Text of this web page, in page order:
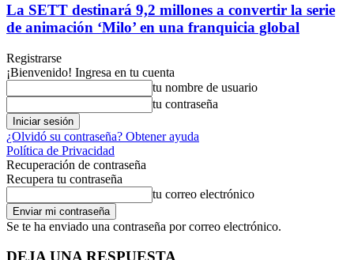
La SETT destinará 9,2 millones a convertir la serie
de animación ‘Milo’ en una franquicia global
Registrarse
¡Bienvenido! Ingresa en tu cuenta
tu nombre de usuario
tu contraseña
¿Olvidó su contraseña? Obtener ayuda
Política de Privacidad
Recuperación de contraseña
Recupera tu contraseña
tu correo electrónico
Se te ha enviado una contraseña por correo electrónico.